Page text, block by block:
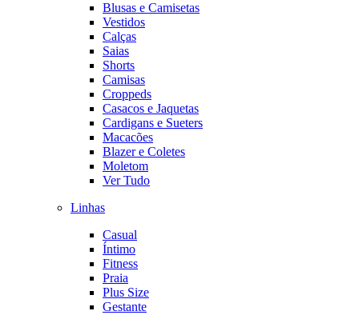
Blusas e Camisetas
Vestidos
Calças
Saias
Shorts
Camisas
Croppeds
Casacos e Jaquetas
Cardigans e Sueters
Macacões
Blazer e Coletes
Moletom
Ver Tudo
Linhas
Casual
Íntimo
Fitness
Praia
Plus Size
Gestante